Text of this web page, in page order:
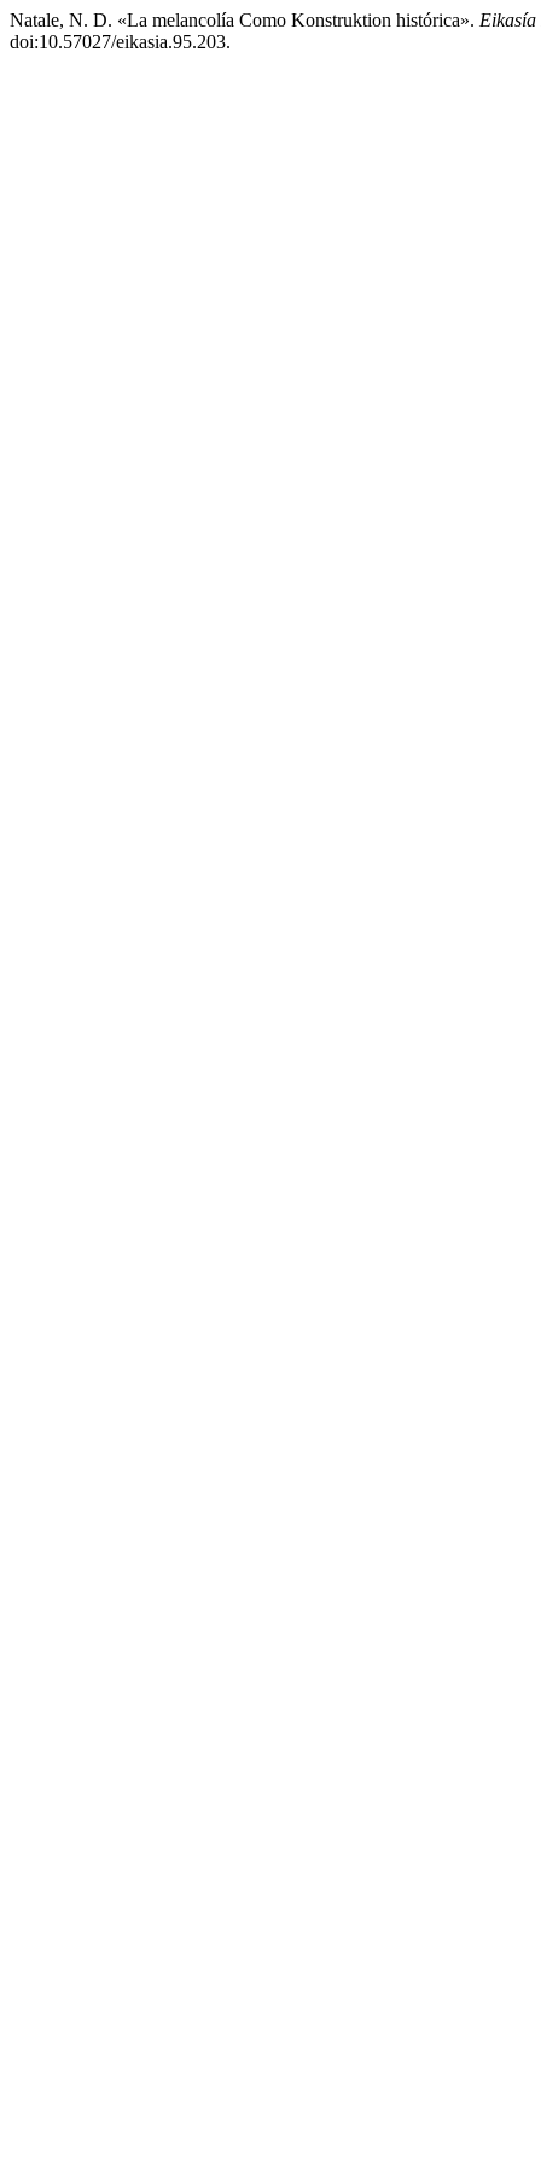
Natale, N. D. «La melancolía Como Konstruktion histórica».
doi:10.57027/eikasia.95.203.